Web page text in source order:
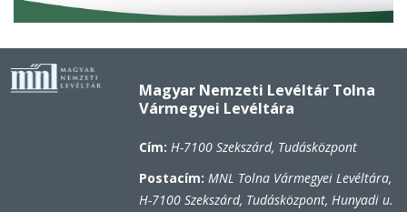
Magyar Nemzeti Levéltár Tolna
Vármegyei Levéltára
Cím:H-7100 Szekszárd, Tudásközpont
Postacím:MNL Tolna Vármegyei Levéltára,
H-7100 Szekszárd, Tudásközpont, Hunyadi u.